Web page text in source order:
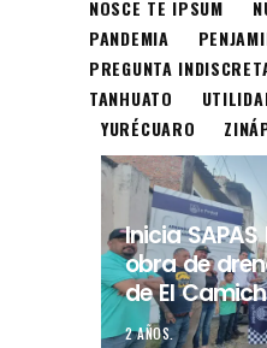
NOSCE TE IPSUM
PANDEMIA
PREGUNTA
TANHUATO
YURÉCUARO
Inicia
obra de
de El
2 AÑOS.